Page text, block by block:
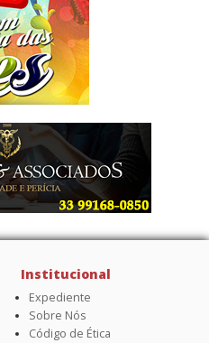
Institucional
Expediente
Sobre Nós
Código de Ética